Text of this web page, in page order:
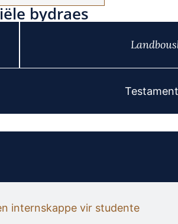
bydraes
internskappe vir studente